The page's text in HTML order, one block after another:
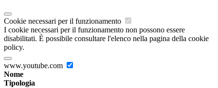
Cookie necessari per il funzionamento
I cookie necessari per il funzionamento non possono essere
disabilitati. È possibile consultare l'elenco nella pagina della cookie
policy.
www.youtube.com
Nome
Tipologia